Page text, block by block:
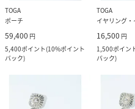
TOGA
ポーチ
59,400 円
5,400ポイント(10%ポイント
バック)
TOGA
イヤリング
16,500 円
1,500ポイン
バック)